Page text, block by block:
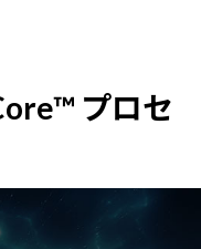
プロセ